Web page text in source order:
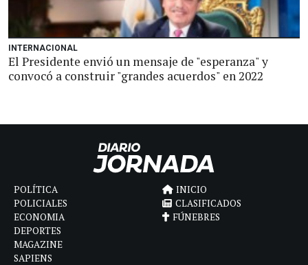
INTERNACIONAL
El Presidente envió un mensaje de "esperanza" y
convocó a construir "grandes acuerdos" en 2022
POLÍTICA
POLICIALES
ECONOMIA
DEPORTES
MAGAZINE
SAPIENS
INICIO
CLASIFICADOS
FÚNEBRES